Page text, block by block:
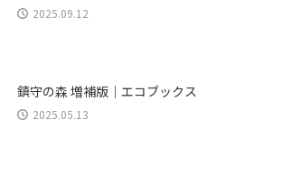
2025.09.12
鎮守の森 増補版｜エコブックス
2025.05.13